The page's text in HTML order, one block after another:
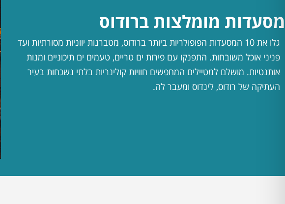
מסעדות מומלצות ברודוס
גלו את 10 המסעדות הפופולריות ביותר ברודוס, מטברנות יווניות מסורתיות ועד
פניני אוכל משובחות. התפנקו עם פירות ים טריים, טעמים ים תיכוניים ומנות
אותנטיות. מושלם למטיילים המחפשים חוויות קולינריות בלתי נשכחות בעיר
העתיקה של רודוס, לינדוס ומעבר לה.